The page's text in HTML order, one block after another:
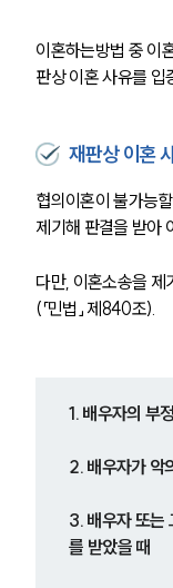
이혼하는방법 중 이
판상 이혼 사유를 입
재판상 이혼
협의이혼이 불가능
제기해 판결을 받아
다만, 이혼소송을 제
(「민법」 제840조).
1. 배우자의 부
2. 배우자가 악
3. 배우자 또는
를 받았을 때